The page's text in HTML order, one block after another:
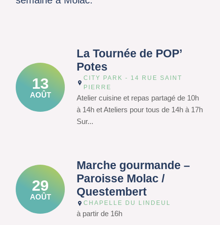
13
AOÛT
La Tournée de POP’
Potes
CITY PARK - 14 RUE SAINT
PIERRE
Atelier cuisine et repas partagé de 10h
à 14h et Ateliers pour tous de 14h à 17h
Sur...
29
AOÛT
Marche gourmande –
Paroisse Molac /
Questembert
CHAPELLE DU LINDEUL
à partir de 16h